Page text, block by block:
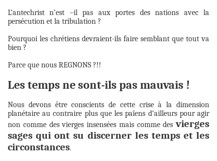
L’antechrist n’est –il pas aux portes des nations avec la
persécution et la tribulation ?
Pourquoi les chrétiens devraient-ils faire semblant que tout va
bien ?
Parce que nous REGNONS ?!!
Les temps ne sont-ils pas mauvais !
Nous devons être conscients de cette crise à la dimension
planétaire au contraire plus que les païens d’ailleurs pour agir
non comme des vierges insensées mais comme des vierges
sages qui ont su discerner les temps et les
circonstances.